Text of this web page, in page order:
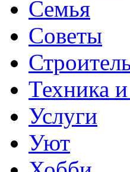
Семья
Советы
Техника
Услуги
Уют